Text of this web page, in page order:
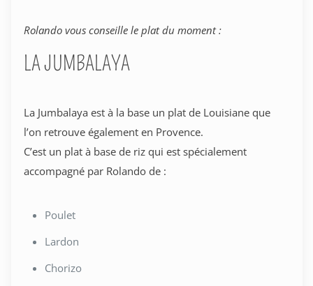
Rolando vous conseille le plat du moment :
LA JUMBALAYA
La Jumbalaya est à la base un plat de Louisiane que
l’on retrouve également en Provence.
C’est un plat à base de riz qui est spécialement
accompagné par Rolando de :
Poulet
Lardon
Chorizo